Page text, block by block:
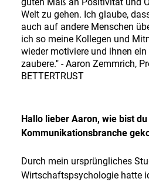
Welt zu gehen. Ich glaube,
auch auf andere Menschen
ich so meine Kollegen und
wieder motiviere und ihnen
zaubere." - Aaron Zemmrich,
BETTERTRUST
Hallo lieber Aaron, wie bist
Kommunikationsbranche
Durch mein ursprüngliches
Wirtschaftspsychologie hatte